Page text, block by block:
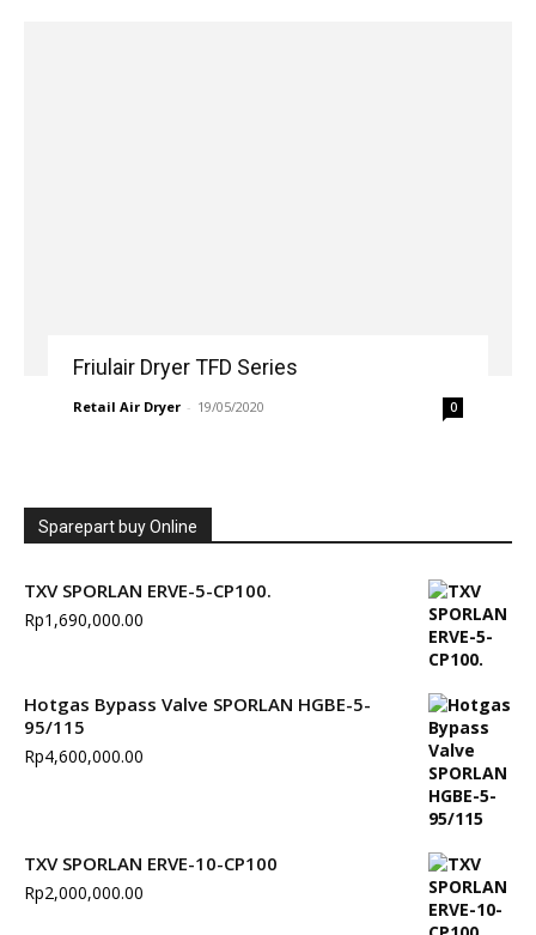
Friulair Dryer TFD Series
Retail Air Dryer - 19/05/2020 0
Sparepart buy Online
TXV SPORLAN ERVE-5-CP100.
Rp1,690,000.00
Hotgas Bypass Valve SPORLAN HGBE-5-
95/115
Rp4,600,000.00
TXV SPORLAN ERVE-10-CP100
Rp2,000,000.00